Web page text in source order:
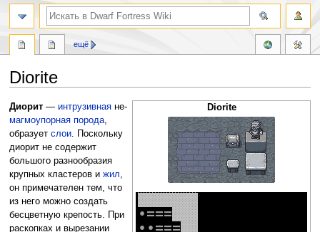
Diorite
Перейти
к
навигации
Перейти
к
поиску
Diorite
░░░░░░░
•===░░░
Диорит— интрузивнаяне-
магмоупорная порода,
образует слои. Поскольку
диорит не содержит
большого разнообразия
крупных кластеров и жил
он примечателен тем, что
из него можно создать
бесцветную крепость. При
раскопках и вырезании
ещё
поиск